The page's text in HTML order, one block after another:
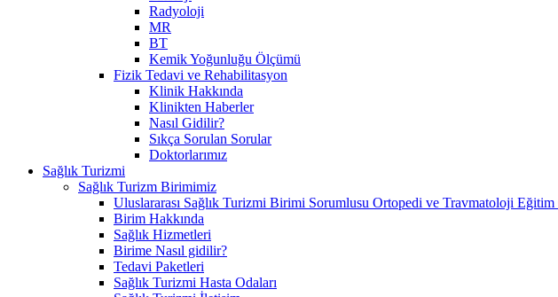
Radyoloji
MR
BT
Kemik Yoğunluğu Ölçümü
Fizik Tedavi ve Rehabilitasyon
Klinik Hakkında
Klinikten Haberler
Nasıl Gidilir?
Sıkça Sorulan Sorular
Doktorlarımız
Sağlık Turizmi
Sağlık Turizm Birimimiz
Uluslararası Sağlık Turizmi Birimi Sorumlusu Ortopedi ve Travmatoloji
Birim Hakkında
Sağlık Hizmetleri
Birime Nasıl gidilir?
Tedavi Paketleri
Sağlık Turizmi Hasta Odaları